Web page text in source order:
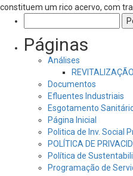
constituem um rico acervo, com
por:
Páginas
Análises
Documentos
Efluentes Industriais
Esgotamento
Página Inicial
Politica de Inv. Social
POLÍTICA DE
Política de
Programação de